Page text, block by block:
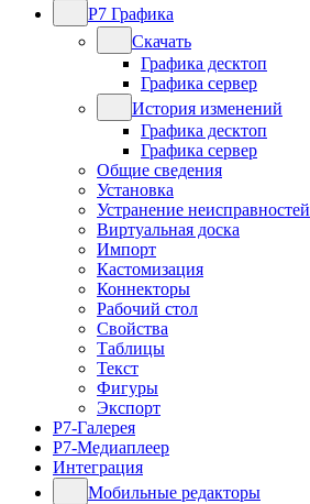
Р7 Графика
Скачать
Графика десктоп
Графика сервер
История изменений
Графика десктоп
Графика сервер
Общие сведения
Установка
Устранение неисправностей
Виртуальная доска
Импорт
Кастомизация
Коннекторы
Рабочий стол
Свойства
Таблицы
Текст
Фигуры
Экспорт
Р7-Галерея
Р7-Медиаплеер
Интеграция
Мобильные редакторы